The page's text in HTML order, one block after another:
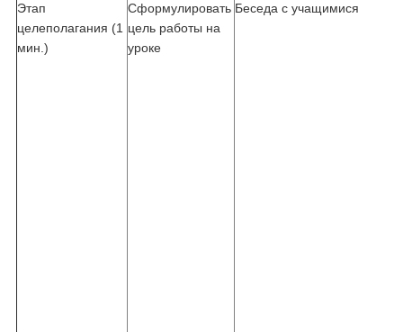
Этап
целеполагания (1
мин.)
Сформулировать
цель работы на
уроке
Беседа с учащимися